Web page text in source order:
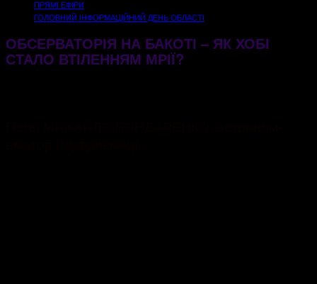
ПРЯМІ ЕФІРИ
ГОЛОВНИЙ ІНФОРМАЦІЙНИЙ ДЕНЬ ОБЛАСТІ
ОБСЕРВАТОРІЯ НА БАКОТІ – ЯК ХОБІ
СТАЛО ВТІЛЕННЯМ МРІЇ?